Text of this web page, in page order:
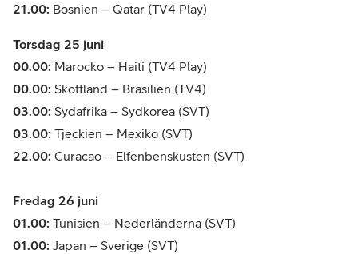
21.00: Bosnien – Qatar (TV4 Play)
Torsdag 25 juni
00.00: Marocko – Haiti (TV4 Play)
00.00: Skottland – Brasilien (TV4)
03.00: Sydafrika – Sydkorea (SVT)
03.00: Tjeckien – Mexiko (SVT)
22.00: Curacao – Elfenbenskusten (SVT)
Fredag 26 juni
01.00: Tunisien – Nederländerna (SVT)
01.00: Japan – Sverige (SVT)